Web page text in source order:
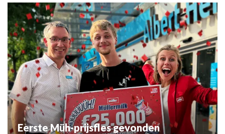
Eerste Müh-prijsfles gevonden